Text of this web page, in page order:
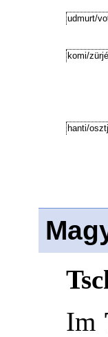
udmurt/
komi/
hanti/
Im